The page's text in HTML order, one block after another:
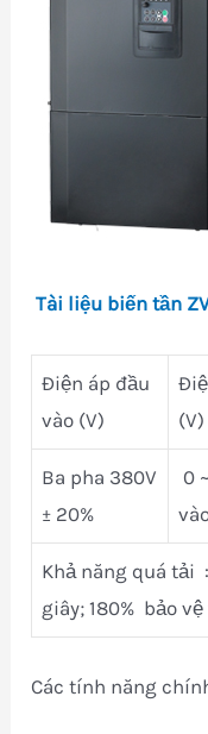
Tài liệu biến tần
Điện áp đầu
vào (V)
(V)
Ba pha 380V
± 20%
0
Khả năng quá tải :
giây; 180% bảo
Các tính năng